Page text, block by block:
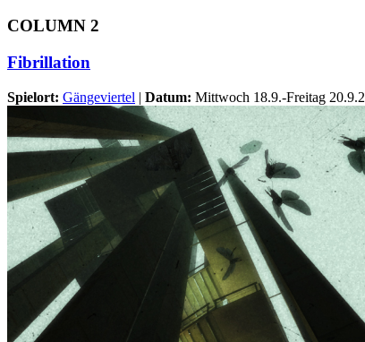
COLUMN 2
Fibrillation
Spielort: Gängeviertel | Datum: Mittwoch 18.9.-Freitag